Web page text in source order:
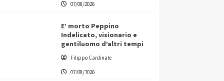
07/08/2026
E’ morto Peppino
Indelicato, visionario e
gentiluomo d’altri tempi
Filippo Cardinale
07/08/2026
L’ingegnere saccense Buscarnera
partner chiave di un progetto
transnazionale per la transizione